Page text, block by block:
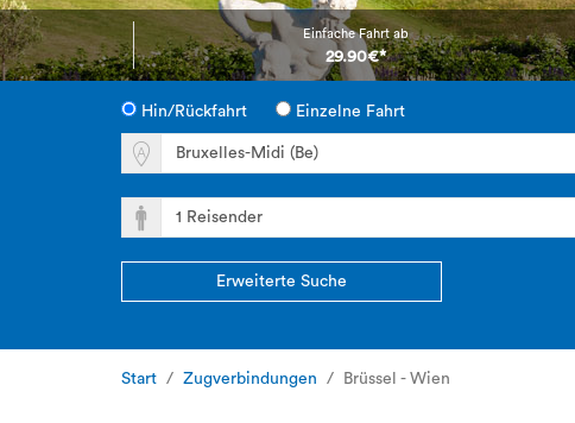
Einfache Fahrt ab
29.90€*
Hin/Rückfahrt Einzelne Fahrt
Erweiterte Suche
Start Zugverbindungen Brüssel - Wien